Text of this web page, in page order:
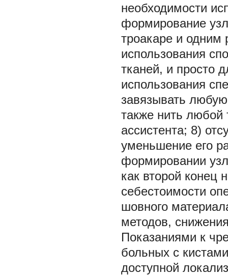
необходимости
формирование
троакаре и одним
использования
тканей, и просто
использования
завязывать
также нить любой
ассистента; 8)
уменьшение его
формировании
как второй конец
себестоимости
шовного
методов,
Показаниями к
больных с
доступной